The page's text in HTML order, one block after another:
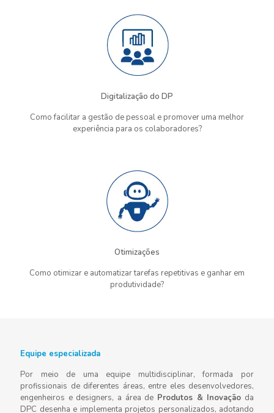
Digitalização do DP
Como facilitar a gestão de pessoal e promover uma melhor
experiência para os colaboradores?
Otimizações
Como otimizar e automatizar tarefas repetitivas e ganhar em
produtividade?
Equipe especializada
Por meio de uma equipe multidisciplinar, formada por
profissionais de diferentes áreas, entre eles desenvolvedores,
engenheiros e designers, a área de Produtos & Inovação da
DPC desenha e implementa projetos personalizados, adotando